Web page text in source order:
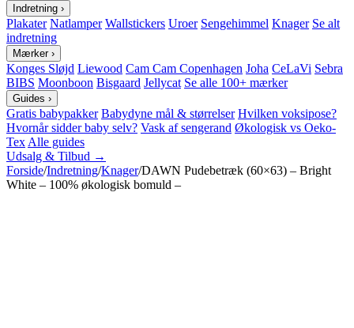
Indretning ›
Plakater Natlamper Wallstickers Uroer Sengehimmel Knager Se alt
indretning
Mærker ›
Konges Sløjd Liewood Cam Cam Copenhagen Joha CeLaVi Sebra
BIBS Moonboon Bisgaard Jellycat Se alle 100+ mærker
Guides ›
Gratis babypakker Babydyne mål & størrelser Hvilken voksipose?
Hvornår sidder baby selv? Vask af sengerand Økologisk vs Oeko-
Tex Alle guides
Udsalg & Tilbud →
Forside/Indretning/Knager/DAWN Pudebetræk (60×63) – Bright
White – 100% økologisk bomuld –